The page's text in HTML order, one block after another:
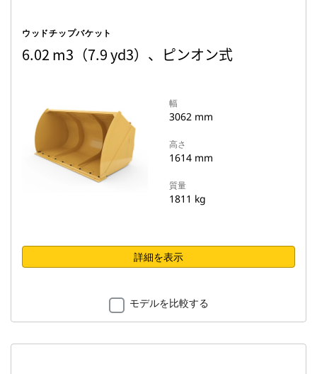
ウッドチップバケット
6.02 m3（7.9 yd3）、ピンオン式
幅
3062 mm
高さ
1614 mm
質量
1811 kg
詳細を表示
モデルを比較する